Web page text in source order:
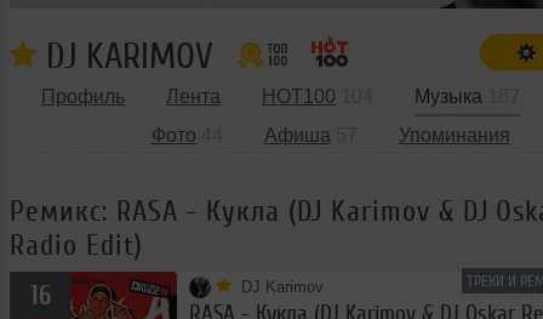
DJ KARIMOV
Профиль Лента HOT100 Музыка
Фото
Афиша Упоминания
Ремикс: RASA - Кукла (DJ Karimov & DJ
Radio Edit)
ТРЕКИ И
16 DJ Karimov